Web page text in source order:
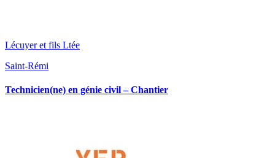
Lécuyer et fils Ltée
Saint-Rémi
Technicien(ne) en génie civil – Chantier